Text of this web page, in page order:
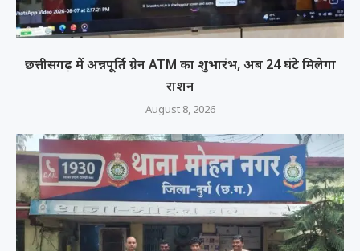
छत्तीसगढ़ में अन्नपूर्ति ग्रेन ATM का शुभारंभ, अब 24 घंटे मिलेगा
राशन
August 8, 2026